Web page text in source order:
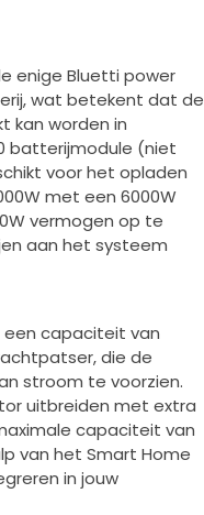
enige Bluetti power
wat betekent dat de
kan worden in
batterijmodule (niet
voor het opladen
met een 6000W
vermogen op te
aan het systeem
capaciteit van
die de
stroom te voorzien.
uitbreiden met extra
capaciteit van
van het Smart Home
in jouw